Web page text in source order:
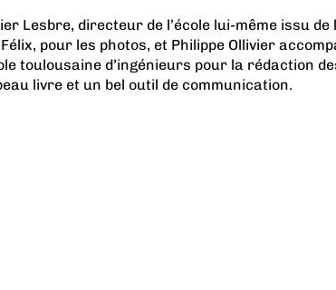
Lesbre, directeur de l’école lui-même issu de
pour les photos, et Philippe Ollivier
toulousaine d’ingénieurs pour la rédaction
livre et un bel outil de communication.